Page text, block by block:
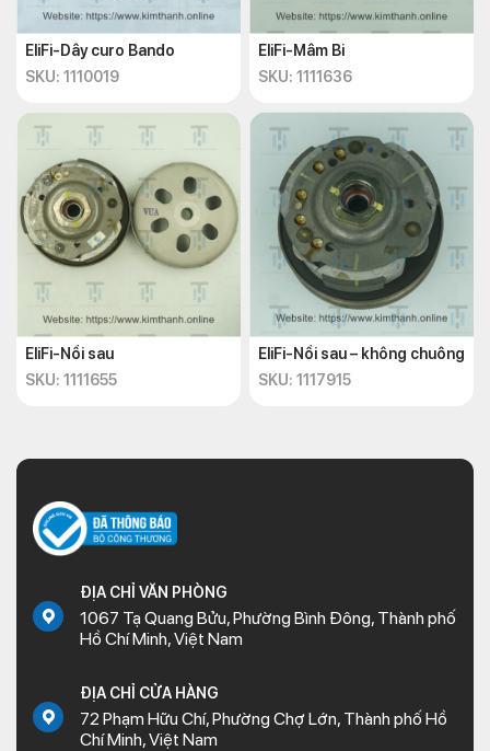
EliFi-Dây curo Bando
SKU: 1110019
EliFi-Mâm Bi
SKU: 1111636
EliFi-Nồi sau
SKU: 1111655
EliFi-Nồi sau – không chuông
SKU: 1117915
ĐỊA CHỈ VĂN PHÒNG
1067 Tạ Quang Bửu, Phường Bình Đông, Thành phố
Hồ Chí Minh, Việt Nam
ĐỊA CHỈ CỬA HÀNG
72 Phạm Hữu Chí, Phường Chợ Lớn, Thành phố Hồ
Chí Minh, Việt Nam